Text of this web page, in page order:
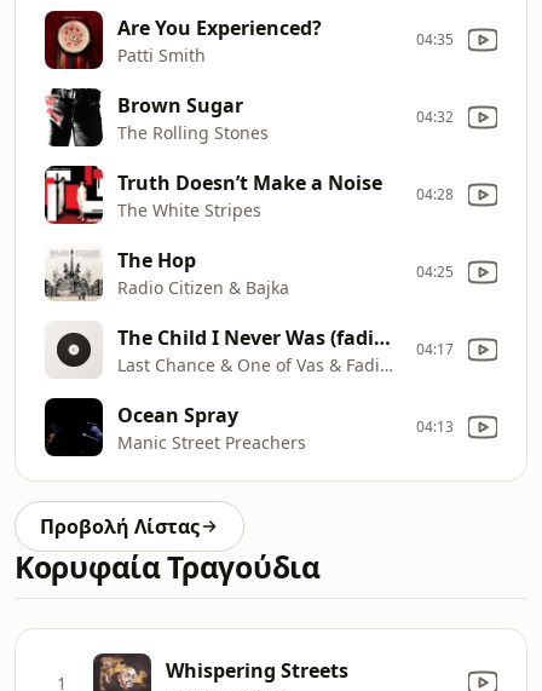
Are You Experienced?
Patti Smith
04:35
Brown Sugar
The Rolling Stones
04:32
Truth Doesn’t Make a Noise
The White Stripes
04:28
The Hop
Radio Citizen & Bajka
04:25
The Child I Never Was (fading Soul Remix)
Last Chance & One of Vas & Fading Soul
04:17
Ocean Spray
Manic Street Preachers
04:13
Προβολή Λίστας
Κορυφαία Τραγούδια
1 Whispering Streets